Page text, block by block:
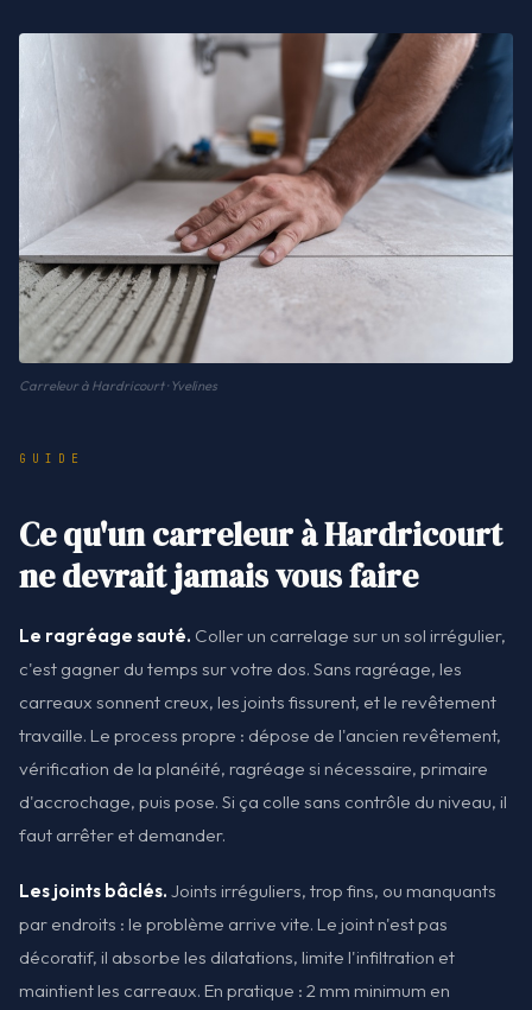
Carreleur à Hardricourt · Yvelines
GUIDE
Ce qu'un carreleur à Hardricourt
ne devrait jamais vous faire
Le ragréage sauté. Coller un carrelage sur un sol irrégulier,
c'est gagner du temps sur votre dos. Sans ragréage, les
carreaux sonnent creux, les joints fissurent, et le revêtement
travaille. Le process propre : dépose de l'ancien revêtement,
vérification de la planéité, ragréage si nécessaire, primaire
d'accrochage, puis pose. Si ça colle sans contrôle du niveau, il
faut arrêter et demander.
Les joints bâclés. Joints irréguliers, trop fins, ou manquants
par endroits : le problème arrive vite. Le joint n'est pas
décoratif, il absorbe les dilatations, limite l'infiltration et
maintient les carreaux. En pratique : 2 mm minimum en